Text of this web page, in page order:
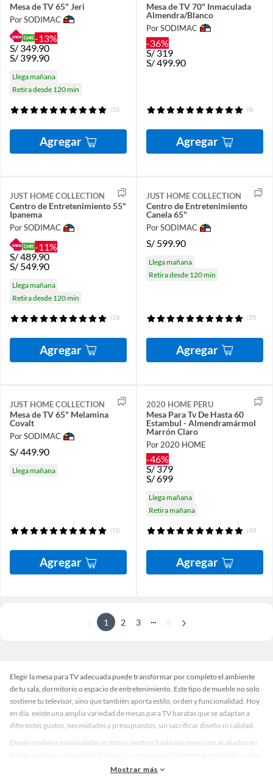
Mesa de TV 65" Jeri
Por SODIMAC
-13%
S/ 349.90
S/ 399.90
Llega mañana
Retira desde 120 min
(55)
Agregar
Mesa de TV 70" Inmaculada
Almendra/Blanco
Por SODIMAC
-36%
S/ 319
S/499.90
(8)
Agregar
JUST HOME COLLECTION
Centro de Entretenimiento 55"
Ipanema
Por SODIMAC
-11%
S/489.90
S/ 549.90
Llega mañana
Retira desde 120 min
(13)
Agregar
JUST HOME COLLECTION
Centro de Entretenimiento
Canela 65"
Por SODIMAC
S/ 599.90
Llega mañana
Retira desde 120 min
(25)
Agregar
JUST HOME COLLECTION
Mesa de TV 65" Melamina
Covalt
Por SODIMAC
S/449.90
Llega mañana
(11)
Agregar
2020 HOME PERU
Mesa Para Tv De Hasta 60
Estambul - Almendramármol
Marrón Claro
Por 2020 HOME
-46%
S/379
S/699
Llega mañana
Retira mañana
(10)
Agregar
1 2 3 6
Elegir la mesa para TV adecuada puede transformar por completo el ambiente
de tu sala, dormitorio o espacio de entretenimiento. Este tipo de mueble no solo
sostiene tu televisor, sino que también aporta estilo, orden y funcionalidad. Hoy
en día, existe una amplia variedad de mesas para TV baratas que se adaptan a
diferentes gustos, necesidades y presupuestos, sin sacrificar diseño ni calidad.
Desde modelos minimalistas en tonos neutros hasta opciones con acabados en
que complementan cualquier decoración. Algunas incluyen compartimentos
Mostrar más